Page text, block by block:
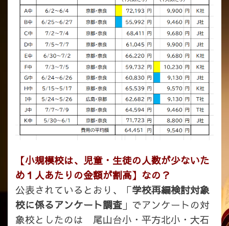
【小規模校は、児童・生徒の人数が少ないた
め１人あたりの金額が割高】なの？
公表されているとおり、「学校再編検討対象
校に係るアンケート調査 」でアンケートの対
象校としたのは 尾山台小・平方北小・大石